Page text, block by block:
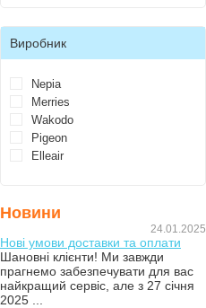
Виробник
Nepia
Merries
Wakodo
Pigeon
Elleair
Новини
24.01.2025
Нові умови доставки та оплати
Шановні клієнти! Ми завжди
прагнемо забезпечувати для вас
найкращий сервіс, але з 27 січня
2025 ...